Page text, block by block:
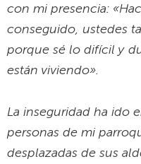
desplazadas de sus
abandonarlas
atentados o por estar
de la fecha del
tiempo de ausencia y